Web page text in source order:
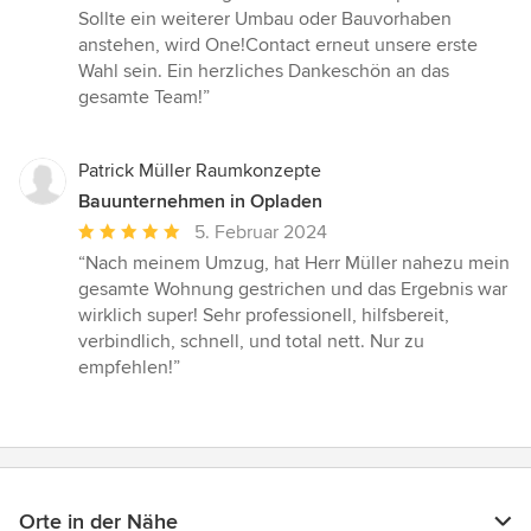
Sollte ein weiterer Umbau oder Bauvorhaben
anstehen, wird One!Contact erneut unsere erste
Wahl sein. Ein herzliches Dankeschön an das
gesamte Team!”
Patrick Müller Raumkonzepte
Bauunternehmen in Opladen
Durchschnittliche
Bewertung:
5
von
5
Sternen
5. Februar 2024
“Nach meinem Umzug, hat Herr Müller nahezu mein
gesamte Wohnung gestrichen und das Ergebnis war
wirklich super! Sehr professionell, hilfsbereit,
verbindlich, schnell, und total nett. Nur zu
empfehlen!”
Orte in der Nähe